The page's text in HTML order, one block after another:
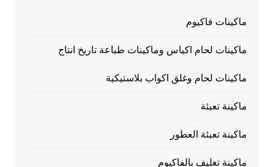
ماكينات فاكيوم
ماكينات لحام اكياس وماكينات طباعة تاريخ انتاج
ماكينات لحام وغلق اكواب بلاستيكية
ماكينة تعبئة
ماكينة تعبئة العطور
ماكينة تغليف بالفاكيوم